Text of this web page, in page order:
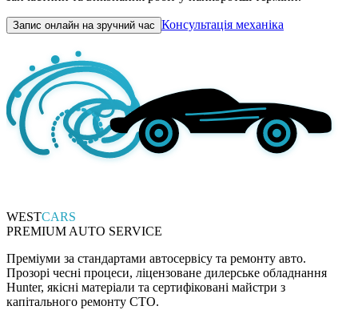
Запис онлайн на зручний час Консультація механіка
WESTCARS
PREMIUM AUTO SERVICE
Преміуми за стандартами автосервісу та ремонту авто.
Прозорі чесні процеси, ліцензоване дилерське обладнання
Hunter, якісні матеріали та сертифіковані майстри з
капітального ремонту СТО.